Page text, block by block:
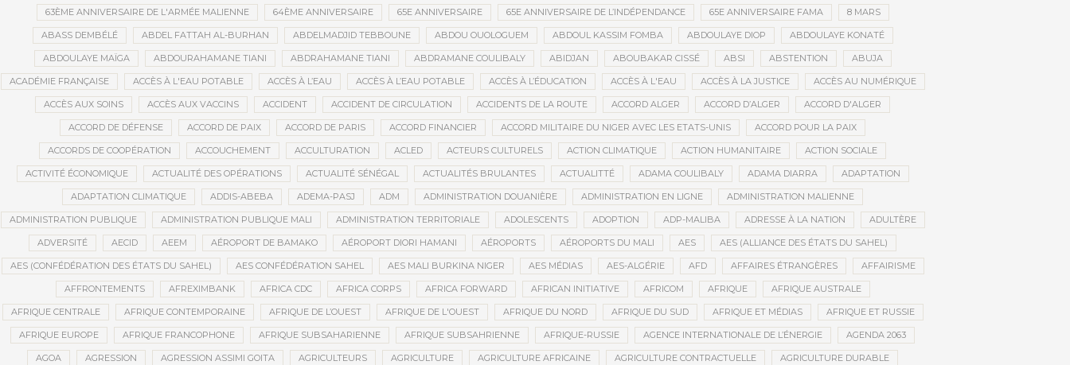
63ÈME ANNIVERSAIRE DE L'ARMÉE MALIENNE 64ÈME ANNIVERSAIRE 65E ANNIVERSAIRE 65E ANNIVERSAIRE DE L’INDÉPENDANCE 65E ANNIVERSAIRE FAMA 8 MARS
ABASS DEMBÉLÉ ABDEL FATTAH AL-BURHAN ABDELMADJID TEBBOUNE ABDOU OUOLOGUEM ABDOUL KASSIM FOMBA ABDOULAYE DIOP ABDOULAYE KONATÉ
ABDOULAYE MAÏGA ABDOURAHAMANE TIANI ABDRAHAMANE TIANI ABDRAMANE COULIBALY ABIDJAN ABOUBAKAR CISSÉ ABSI ABSTENTION ABUJA
ACADÉMIE FRANÇAISE ACCÈS À L'EAU POTABLE ACCÈS À L’EAU ACCÈS À L’EAU POTABLE ACCÈS À L’ÉDUCATION ACCÈS À L'EAU ACCÈS À LA JUSTICE ACCÈS AU NUMÉRIQUE
ACCÈS AUX SOINS ACCÈS AUX VACCINS ACCIDENT ACCIDENT DE CIRCULATION ACCIDENTS DE LA ROUTE ACCORD ALGER ACCORD D’ALGER ACCORD D'ALGER
ACCORD DE DÉFENSE ACCORD DE PAIX ACCORD DE PARIS ACCORD FINANCIER ACCORD MILITAIRE DU NIGER AVEC LES ETATS-UNIS ACCORD POUR LA PAIX
ACCORDS DE COOPÉRATION ACCOUCHEMENT ACCULTURATION ACLED ACTEURS CULTURELS ACTION CLIMATIQUE ACTION HUMANITAIRE ACTION SOCIALE
ACTIVITÉ ÉCONOMIQUE ACTUALITÉ DES OPÉRATIONS ACTUALITÉ SÉNÉGAL ACTUALITÉS BRULANTES ACTUALITTÉ ADAMA COULIBALY ADAMA DIARRA ADAPTATION
ADAPTATION CLIMATIQUE ADDIS-ABEBA ADEMA-PASJ ADM ADMINISTRATION DOUANIÈRE ADMINISTRATION EN LIGNE ADMINISTRATION MALIENNE
ADMINISTRATION PUBLIQUE ADMINISTRATION PUBLIQUE MALI ADMINISTRATION TERRITORIALE ADOLESCENTS ADOPTION ADP-MALIBA ADRESSE À LA NATION ADULTÈRE
ADVERSITÉ AECID AEEM AÉROPORT DE BAMAKO AÉROPORT DIORI HAMANI AÉROPORTS AÉROPORTS DU MALI AES AES (ALLIANCE DES ÉTATS DU SAHEL)
AES (CONFÉDÉRATION DES ÉTATS DU SAHEL) AES CONFÉDÉRATION SAHEL AES MALI BURKINA NIGER AES MÉDIAS AES-ALGÉRIE AFD AFFAIRES ÉTRANGÈRES AFFAIRISME
AFFRONTEMENTS AFREXIMBANK AFRICA CDC AFRICA CORPS AFRICA FORWARD AFRICAN INITIATIVE AFRICOM AFRIQUE AFRIQUE AUSTRALE
AFRIQUE CENTRALE AFRIQUE CONTEMPORAINE AFRIQUE DE L’OUEST AFRIQUE DE L'OUEST AFRIQUE DU NORD AFRIQUE DU SUD AFRIQUE ET MÉDIAS AFRIQUE ET RUSSIE
AFRIQUE EUROPE AFRIQUE FRANCOPHONE AFRIQUE SUBSAHARIENNE AFRIQUE SUBSAHRIENNE AFRIQUE-RUSSIE AGENCE INTERNATIONALE DE L’ÉNERGIE AGENDA 2063
AGOA AGRESSION AGRESSION ASSIMI GOITA AGRICULTEURS AGRICULTURE AGRICULTURE AFRICAINE AGRICULTURE CONTRACTUELLE AGRICULTURE DURABLE